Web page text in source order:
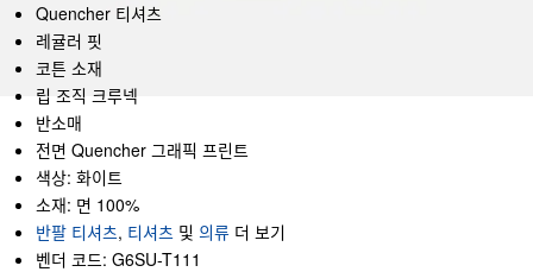
Quencher 티셔츠
레귤러 핏
코튼 소재
립 조직 크루넥
반소매
전면 Quencher 그래픽 프린트
색상: 화이트
소재: 면 100%
반팔 티셔츠, 티셔츠 및 의류 더 보기
벤더 코드: G6SU-T111